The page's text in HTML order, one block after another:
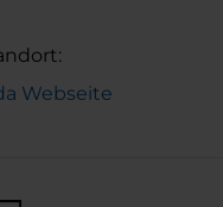
Webseite